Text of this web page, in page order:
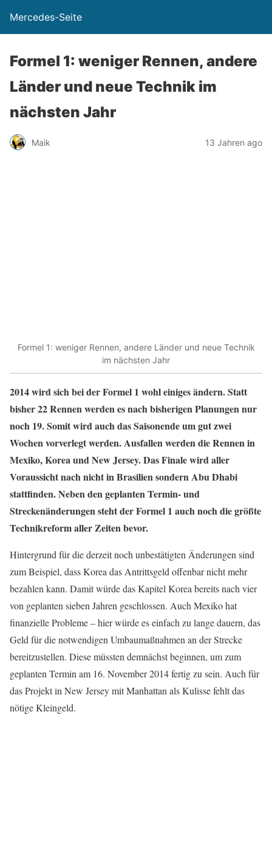
Mercedes-Seite
Formel 1: weniger Rennen, andere
Länder und neue Technik im
nächsten Jahr
Maik 13 Jahren ago
Formel 1: weniger Rennen, andere Länder und neue Technik
im nächsten Jahr
2014 wird sich bei der Formel 1 wohl einiges ändern. Statt
bisher 22 Rennen werden es nach bisherigen Planungen nur
noch 19. Somit wird auch das Saisonende um gut zwei
Wochen vorverlegt werden. Ausfallen werden die Rennen in
Mexiko, Korea und New Jersey. Das Finale wird aller
Voraussicht nachnicht in Brasilien sondern Abu Dhabi
stattfinden.Neben den geplanten Termin- und
Streckenänderungen steht der Formel 1 auch noch die größte
Technikreform aller Zeiten bevor.
Hintergrund für die derzeit noch unbestätigten Änderungen sind
zum Beispiel, dass Korea das Antrittsgeld offenbar nicht mehr
bezahlen kann. Damit würde das Kapitel Korea bereits nach vier
von geplanten sieben Jahren geschlossen. Auch Mexiko hat
finanzielle Probleme – hier würde es einfach zu lange dauern, das
Geld für die notwendigen Umbaumaßnahmen an der Strecke
bereitzustellen. Diese müssten demnächst beginnen, um zum
geplanten Termin am 16. November 2014 fertig zu sein. Auch für
das Projekt in New Jersey mit Manhattan als Kulisse fehlt das
nötige Kleingeld.